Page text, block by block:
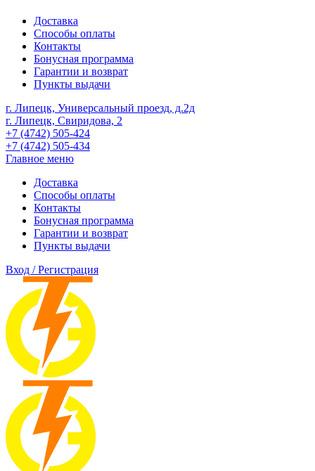
Доставка
Способы оплаты
Контакты
Бонусная программа
Гарантии и возврат
Пункты выдачи
г. Липецк, Универсальный проезд, д.2д
г. Липецк, Свиридова, 2
+7 (4742) 505-424
+7 (4742) 505-434
Главное меню
Доставка
Способы оплаты
Контакты
Бонусная программа
Гарантии и возврат
Пункты выдачи
Вход / Регистрация